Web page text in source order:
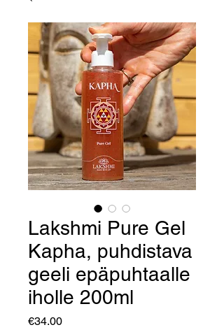
Lakshmi Pure Gel
Kapha, puhdistava
geeli epäpuhtaalle
iholle 200ml
€34.00Price